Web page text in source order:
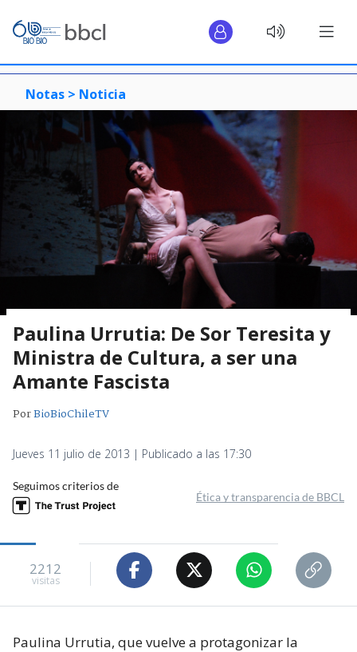
Notas > Noticia
Paulina Urrutia: De Sor Teresita y
Ministra de Cultura, a ser una
Amante Fascista
PorBioBioChileTV
Jueves 11 julio de 2013 | Publicado a las 17:30
Seguimos criterios de
Ética y transparencia de BBCL
2212
visitas
Paulina Urrutia, que vuelve a protagonizar la